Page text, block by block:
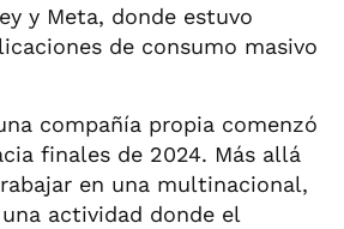
y Meta, donde estuvo
de consumo masivo
compañía propia comenzó
finales de 2024. Más allá
en una multinacional,
actividad donde el